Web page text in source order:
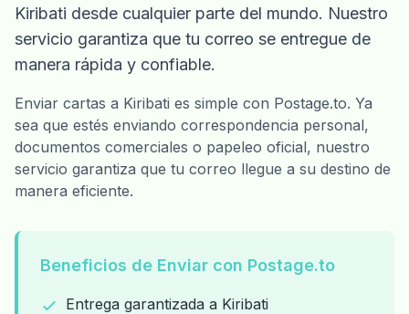
Kiribati desde cualquier parte del mundo. Nuestro
servicio garantiza que tu correo se entregue de
manera rápida y confiable.
Enviar cartas a Kiribati es simple con Postage.to. Ya
sea que estés enviando correspondencia personal,
documentos comerciales o papeleo oficial, nuestro
servicio garantiza que tu correo llegue a su destino de
manera eficiente.
Beneficios de Enviar con Postage.to
Entrega garantizada a Kiribati